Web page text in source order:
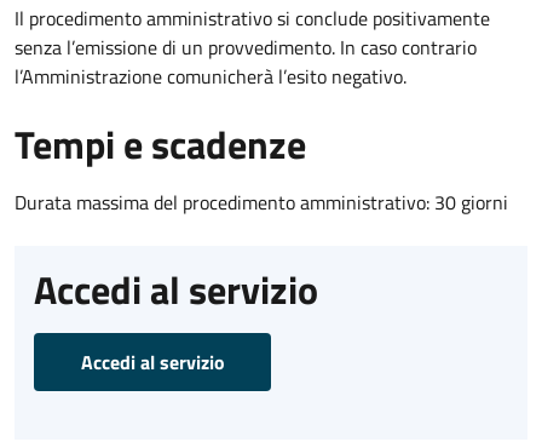
Il procedimento amministrativo si conclude positivamente
senza l’emissione di un provvedimento. In caso contrario
l’Amministrazione comunicherà l’esito negativo.
Tempi e scadenze
Durata massima del procedimento amministrativo: 30 giorni
Accedi al servizio
Accedi al servizio